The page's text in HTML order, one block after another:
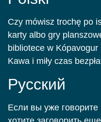
Czy mówisz trochę po
karty albo gry
bibliotece w
Kawa i miły czas
Pусский
Если вы уже говорите